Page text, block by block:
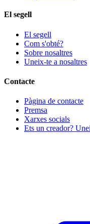
El segell
El segell
Com s'obté?
Sobre nosaltres
Uneix-te a nosaltres
Contacte
Pàgina de contacte
Premsa
Xarxes socials
Ets un creador?